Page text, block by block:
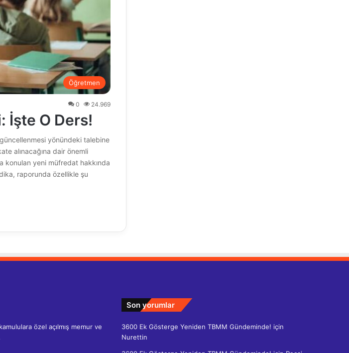
Öğretmen
0 24.969
İşte O Ders!
güncellenmesi yönündeki talebine
alınacağına dair önemli
konulan yeni müfredat hakkında
raporunda özellikle şu
özel açılmış memur ve
Son yorumlar
3600 Ek Gösterge Yeniden TBMM Gündeminde! için
Nurettin